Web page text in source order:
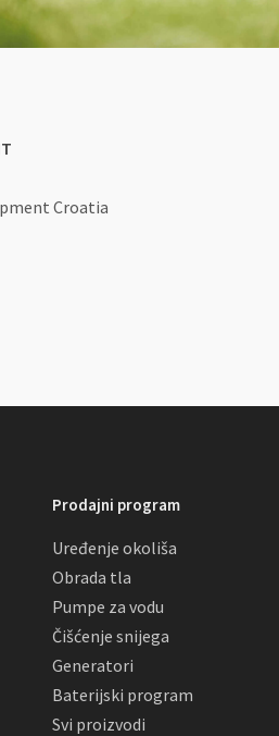
Croatia
Prodajni program
Uređenje okoliša
Obrada tla
Pumpe za vodu
Čišćenje snijega
Generatori
Baterijski program
Svi proizvodi